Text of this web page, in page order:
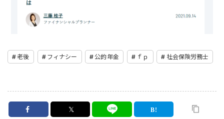
老後 フィナシー 公的年金 ｆｐ 社会保険労務士
𝕏